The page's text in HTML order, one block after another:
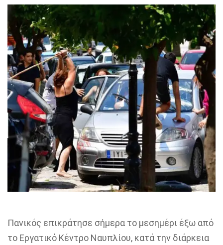
Πανικός επικράτησε σήμερα το μεσημέρι έξω από
το Εργατικό Κέντρο Ναυπλίου, κατά την διάρκεια